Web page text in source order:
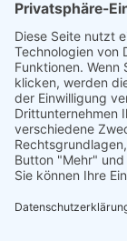
Saarland
Sachsen
Sachsen-Anhalt
Schleswig-Holstein
Thüringen